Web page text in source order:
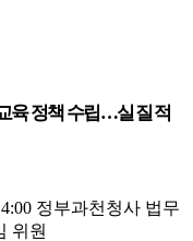
육 정책 수립…실질적
정부과천청사 법무
위원